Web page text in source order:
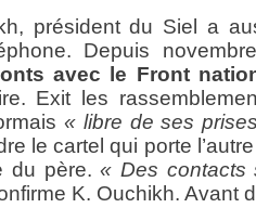
président du Siel a
Depuis
avec le Front
Exit les
« libre de ses
le cartel qui porte
du père.« Des contacts
K. Ouchikh. Avant